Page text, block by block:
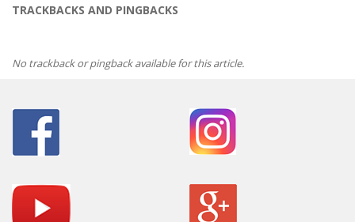
TRACKBACKS AND PINGBACKS
No trackback or pingback available for this article.